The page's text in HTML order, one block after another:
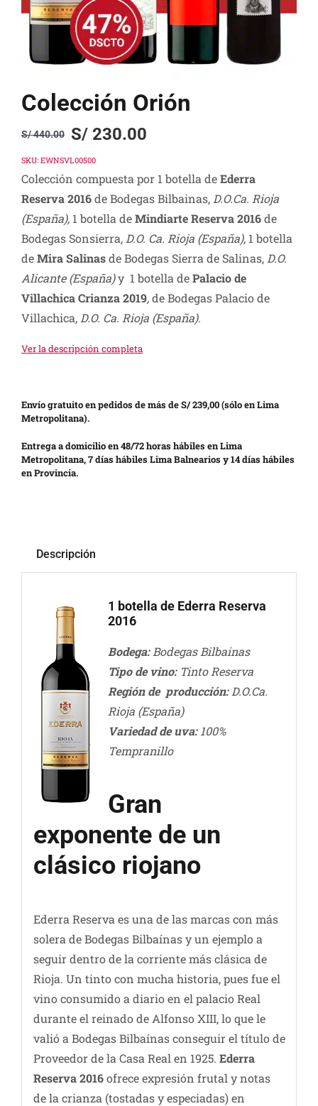
Colección Orión
S/440.00
Original
price
was:
S/ 440.00.
S/230.00
Current
price
is:
S/ 230.00.
SKU: EWNSVL00500
Colección compuesta por 1 botella deEderra
Reserva 2016de Bodegas Bilbainas, D.O.Ca. Rioja
(España), 1 botella deMindiarte Reserva 2016de
Bodegas Sonsierra, D.O. Ca. Rioja (España), 1 botella
deMira Salinasde Bodegas Sierra de Salinas, D.O.
Alicante (España)y 1 botella dePalacio de
Villachica Crianza 2019,de Bodegas Palacio de
Villachica, D.O. Ca. Rioja (España).
Ver la descripción completa
Envío gratuito en pedidos de más de S/ 239,00 (sólo en Lima
Metropolitana).
Entrega a domicilio en 48/72 horas hábiles en Lima
Metropolitana, 7 días hábiles Lima Balnearios y 14 días hábiles
en Provincia.
Descripción
1 botella de Ederra Reserva
2016
Bodega:Bodegas Bilbainas
Tipo de vino:Tinto Reserva
Región de producción:D.O.Ca.
Rioja (España)
Variedad de uva:100%
Tempranillo
Gran
exponente de un
clásico riojano
Ederra Reserva es una de las marcas con más
solera de Bodegas Bilbaínas y un ejemplo a
seguir dentro de la corriente más clásica de
Rioja. Un tinto con mucha historia, pues fue el
vino consumido a diario en el palacio Real
durante el reinado de Alfonso XIII, lo que le
valió a Bodegas Bilbaínas conseguir el título de
Proveedor de la Casa Real en 1925. Ederra
Reserva 2016ofrece expresión frutal y notas
de la crianza (tostadas y especiadas) en